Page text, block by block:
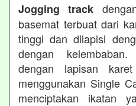
Jogging track
basemat terbuat dari
tinggi dan dilapisi
dengan
dengan lapisan
menggunakan Single
menciptakan ikatan